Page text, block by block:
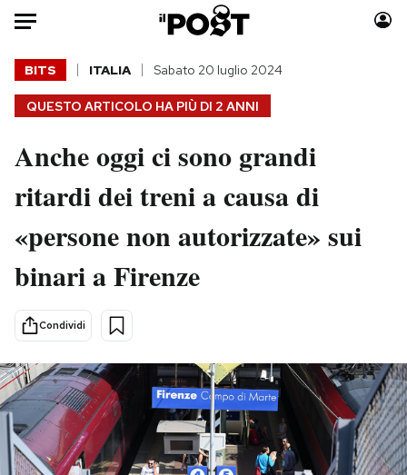
Auto
HOME
Italia
Politica
Tecnologia
Scienza
Cultura
Economia
Sport
Moda
Consumismi
Storie/Idee
Mondiali calcio 2026
PODCAST
QUESTO ARTICOLO HA PIÙ DI 2 ANNI
BITS ITALIA Sabato 20 luglio 2024
Anche oggi ci sono grandi
ritardi dei treni a causa di
«persone non autorizzate» sui
binari a Firenze
Condividi